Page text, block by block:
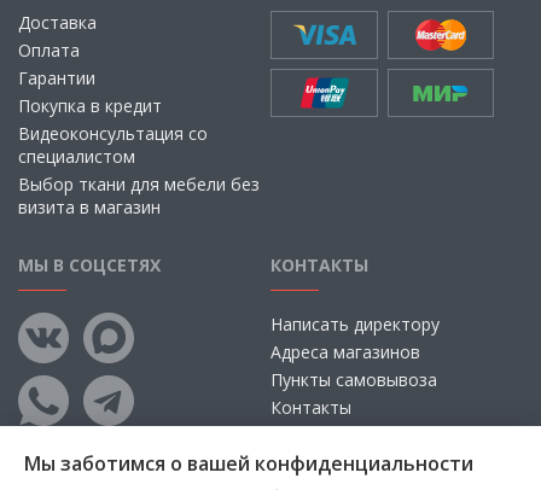
Доставка
Оплата
Гарантии
Покупка в кредит
Видеоконсультация со
специалистом
Выбор ткани для мебели без
визита в магазин
МЫ В СОЦСЕТЯХ КОНТАКТЫ
Написать директору
Адреса магазинов
Пункты самовывоза
Контакты
Мы заботимся о вашей конфиденциальности